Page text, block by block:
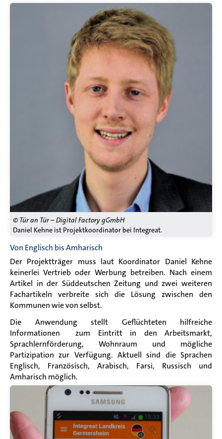
© Tür an Tür – Digital Factory gGmbH
Daniel Kehne ist Projektkoordinator bei Integreat.
Von Englisch bis Amharisch
Der Projektträger muss laut Koordinator Daniel Kehne
keinerlei Vertrieb oder Werbung betreiben. Nach einem
Artikel in der Süddeutschen Zeitung und zwei weiteren
Fachartikeln verbreite sich die Lösung zwischen den
Kommunen wie von selbst.
Die Anwendung stellt Geflüchteten hilfreiche
Informationen zum Eintritt in den Arbeitsmarkt,
Sprachlernförderung, Wohnraum und mögliche
Partizipation zur Verfügung. Aktuell sind die Sprachen
Englisch, Französisch, Arabisch, Farsi, Russisch und
Amharisch möglich.